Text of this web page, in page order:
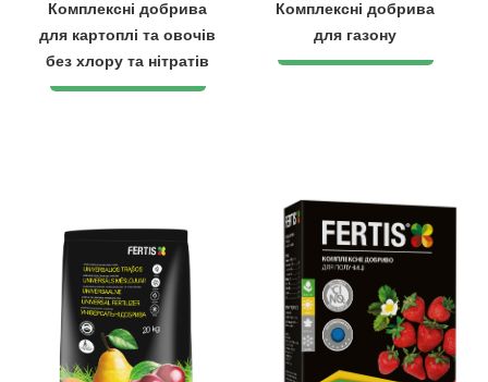
Комплексні добрива
для картоплі та овочів
без хлору та нітратів
Комплексні добрива
для газону